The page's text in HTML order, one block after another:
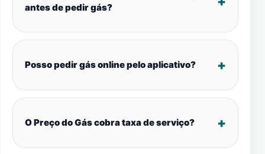
antes de pedir gás?
Posso pedir gás online pelo aplicativo?
O Preço do Gás cobra taxa de serviço?